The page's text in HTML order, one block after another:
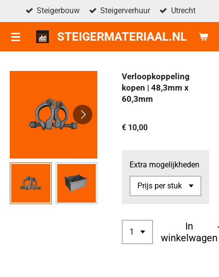
direct
naar
de
STEIGERMATERIAAL.NL
Steigerbouw Steigerverhuur Utrecht
Verloopkoppeling
kopen | 48,3mm x
60,3mm
€ 10,00
Extra mogelijkheden
In
winkelwagen